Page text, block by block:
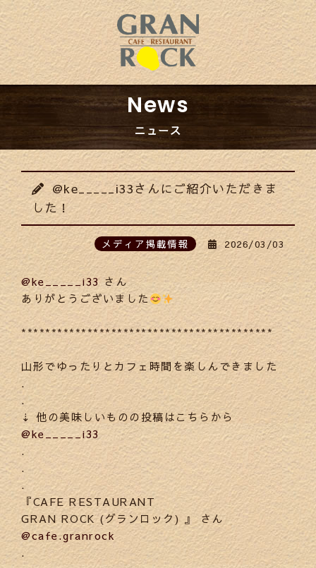
News
ニュース
@ke_____i33さんにご紹介いただきま
した！
メディア掲載情報 2026/03/03
@ke_____i33さん
ありがとうございました
******************************************
山形でゆったりとカフェ時間を楽しんできました
.
.
⇣ 他の美味しいものの投稿はこちらから
@ke_____i33
.
.
.
『CAFE RESTAURANT
GRAN ROCK (グランロック) 』 さん
@cafe.granrock
.